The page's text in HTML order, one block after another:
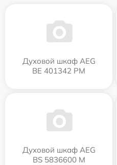
Духовой шкаф AEG
BE 401342 PM
Духовой шкаф AEG
BS 5836600 M